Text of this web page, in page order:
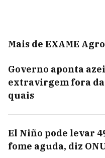
Mais de EXAME Agro
Governo aponta
extravirgem fora da
quais
El Niño pode levar
fome aguda, diz